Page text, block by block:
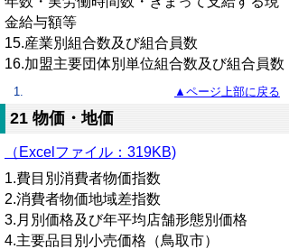
金給与額等
15.産業別組合数及び組合員数
16.加盟主要団体別単位組合数及び組合員数
▲ページ上部に戻る
21 物価・地価
（Excelファイル：319KB)
1.費目別消費者物価指数
2.消費者物価地域差指数
3.月別価格及び年平均店舗形態別価格
4.主要品目別小売価格（鳥取市）